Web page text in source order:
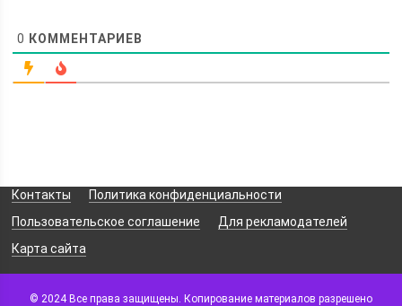
0 КОММЕНТАРИЕВ
Контакты
Политика конфиденциальности
Пользовательское соглашение
Для рекламодателей
Карта сайта
© 2024 Все права защищены. Копирование материалов разрешено